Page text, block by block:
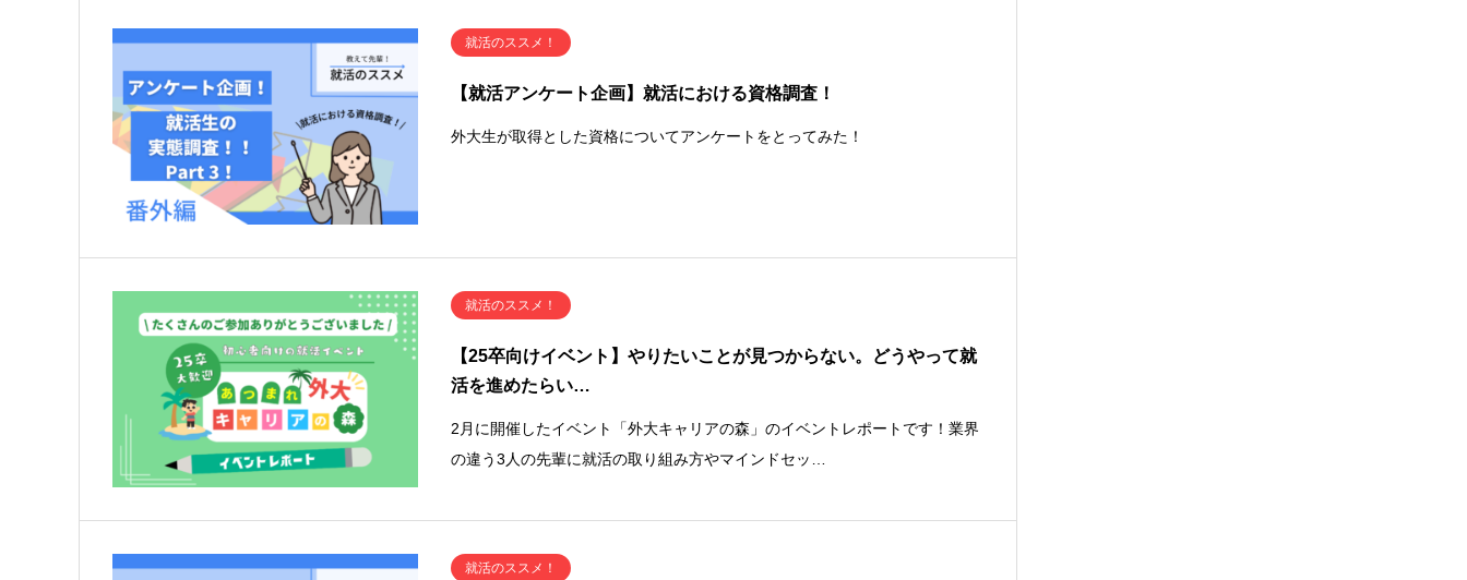
就活のススメ！
【就活アンケート企画】就活における資格調査！
外大生が取得とした資格についてアンケートをとってみた！
就活のススメ！
【25卒向けイベント】やりたいことが見つからない。どうやって就
活を進めたらい…
2月に開催したイベント「外大キャリアの森」のイベントレポートです！業界
の違う3人の先輩に就活の取り組み方やマインドセッ…
就活のススメ！